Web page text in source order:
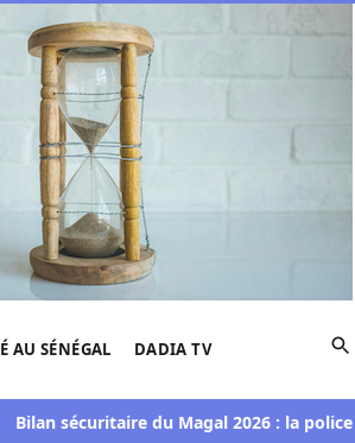
AU SÉNÉGAL DADIA TV
du Magal 2026 : la police a